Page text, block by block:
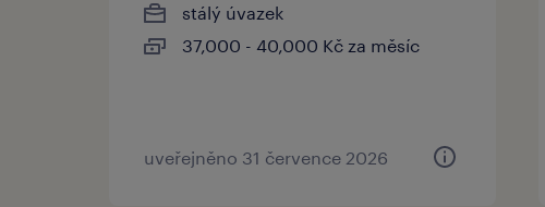
stálý úvazek
37,000 - 40,000 Kč za měsíc
uveřejněno 31 července 2026